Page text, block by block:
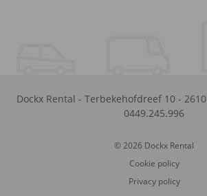
Dockx Rental - Terbekehofdreef 10 - 2610
0449.245.996
© 2026 Dockx Rental
Cookie policy
Privacy policy